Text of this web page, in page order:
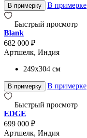
В примерку В примерке
Быстрый просмотр
Blank
682 000 ₽
Артшелк, Индия
249x304 см
В примерку В примерке
Быстрый просмотр
EDGE
699 000 ₽
Артшелк, Индия